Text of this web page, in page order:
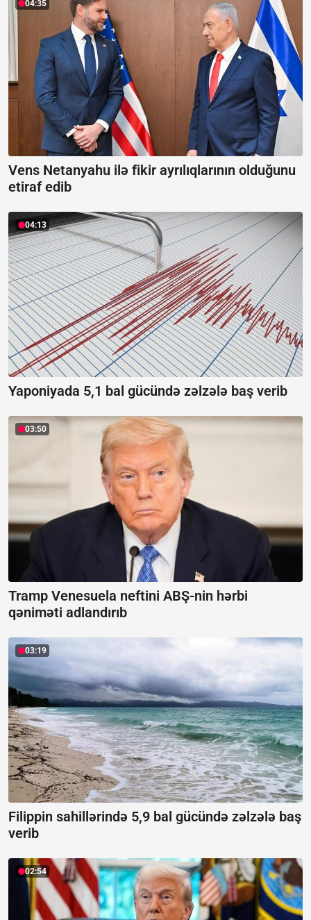
04:35
Vens Netanyahu ilə fikir ayrılıqlarının olduğunu
etiraf edib
04:13
Yaponiyada 5,1 bal gücündə zəlzələ baş verib
03:50
Tramp Venesuela neftini ABŞ-nin hərbi
qəniməti adlandırıb
03:19
Filippin sahillərində 5,9 bal gücündə zəlzələ baş
verib
02:54